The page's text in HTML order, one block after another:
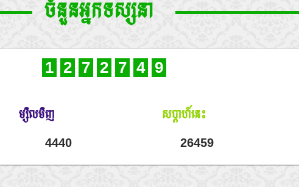
ចំនួនអ្នកទស្សនា
1 2 7 2 7 4 9
ម្សិលមិញ
4440
សប្តាហ៍នេះ
26459